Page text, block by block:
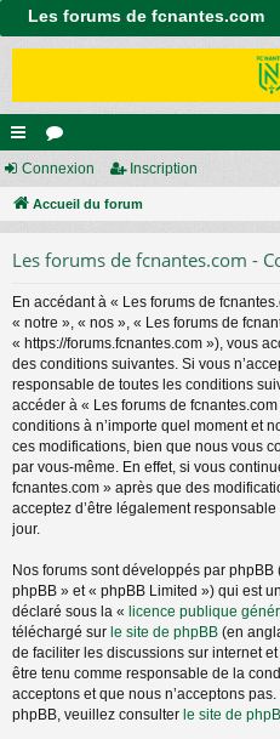
Les forums de fcnantes.com
ac
co
or
u
Connexion Inscription
Accueil du forum
Les forums de fcnantes.com -
En accédant à « Les forums de
« notre », « nos », « Les forums de
« https://forums.fcnantes.com »), vous
des conditions suivantes. Si vous
responsable de toutes les conditions
accéder à « Les forums de
conditions à n’importe quel moment et
ces modifications, bien que nous vous
par vous-même. En effet, si vous
fcnantes.com » après que des
acceptez d’être légalement
jour.
Nos forums sont développés par
phpBB » et « phpBB Limited ») qui est
déclaré sous la « licence publique
téléchargé sur le site de phpBB (en
de faciliter les discussions sur internet
être tenu comme responsable de la
acceptons et que nous n’acceptons
phpBB, veuillez consulter le site de